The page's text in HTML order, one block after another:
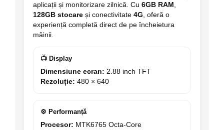
aplicații și monitorizare zilnică. Cu 6GB RAM
128GB stocare și conectivitate 4G , oferă o
experiență completă direct de pe încheietura
mâinii.
📺 Display
Dimensiune ecran: 2.88 inch TFT
Rezoluție: 480 × 640
⚙️ Performanță
Procesor: MTK6765 Octa-Core